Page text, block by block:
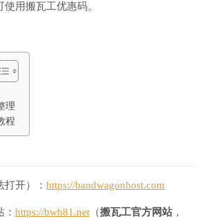
用搬瓦工优惠码。
理
程
开）： https://bandwagonhost.com
https://bwh81.net （搬瓦工官方网站，